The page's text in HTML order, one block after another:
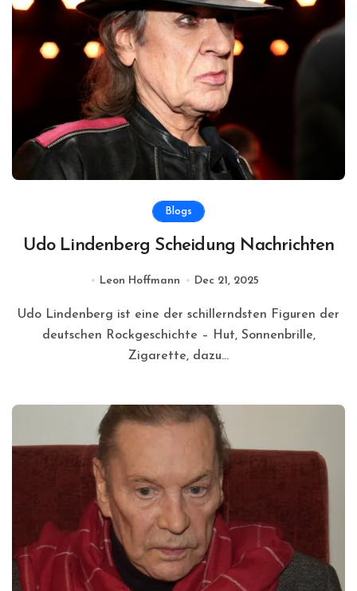
Blogs
Udo Lindenberg Scheidung Nachrichten
Leon Hoffmann Dec 21, 2025
Udo Lindenberg ist eine der schillerndsten Figuren der
deutschen Rockgeschichte – Hut, Sonnenbrille,
Zigarette, dazu...